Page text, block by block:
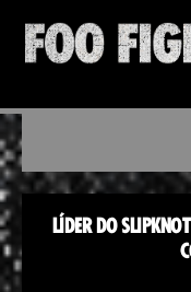
LÍDER DO